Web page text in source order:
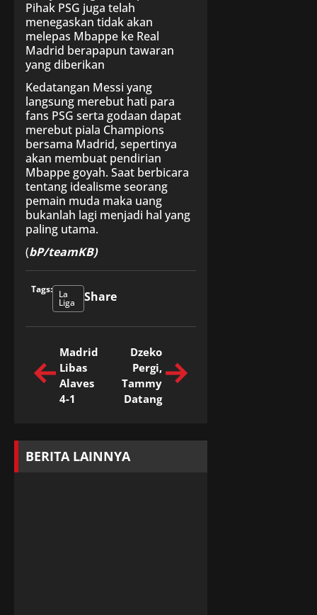
Pihak PSG juga telah
menegaskan tidak akan
melepas Mbappe ke Real
Madrid berapapun tawaran
yang diberikan
Kedatangan Messi yang
langsung merebut hati para
fans PSG serta godaan dapat
merebut piala Champions
bersama Madrid, sepertinya
akan membuat pendirian
Mbappe goyah. Saat berbicara
tentang idealisme seorang
pemain muda maka uang
bukanlah lagi menjadi hal yang
paling utama.
(bP/teamKB)
Tags: La
Liga Share
Madrid
Libas
Alaves
4-1
Dzeko
Pergi,
Tammy
Datang
BERITA LAINNYA